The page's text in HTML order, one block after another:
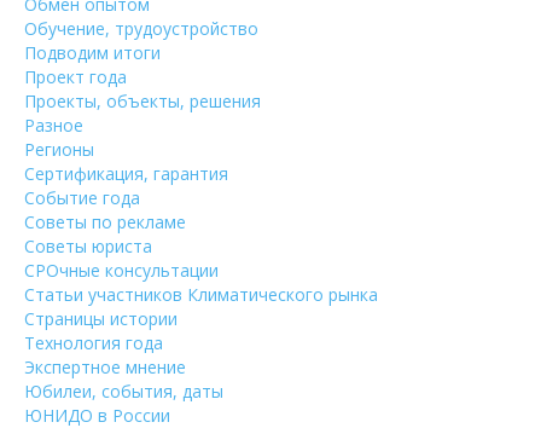
Обучение, трудоустройство
Подводим итоги
Проект года
Проекты, объекты, решения
Разное
Регионы
Сертификация, гарантия
Событие года
Советы по рекламе
Советы юриста
СРОчные консультации
Статьи участников Климатического рынка
Страницы истории
Технология года
Экспертное мнение
Юбилеи, события, даты
ЮНИДО в России